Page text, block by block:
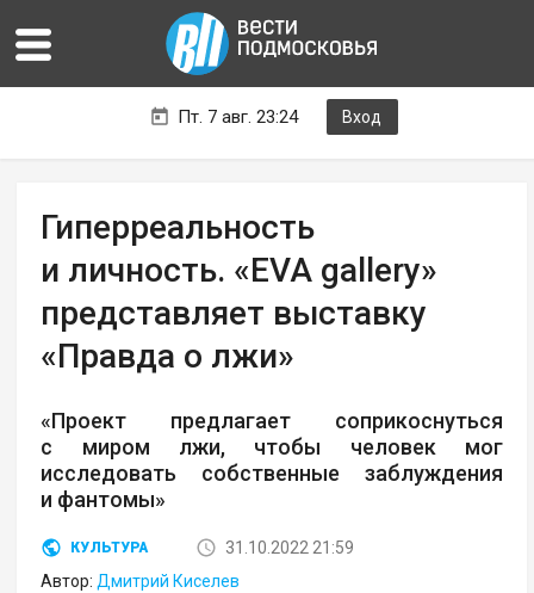
Пт. 7 авг. 23:24 Вход
Гиперреальность
и личность. «EVA gallery»
представляет выставку
«Правда о лжи»
«Проект предлагает соприкоснуться
с миром лжи, чтобы человек мог
исследовать собственные заблуждения
и фантомы»
КУЛЬТУРА
31.10.2022 21:59
Автор:Дмитрий Киселев